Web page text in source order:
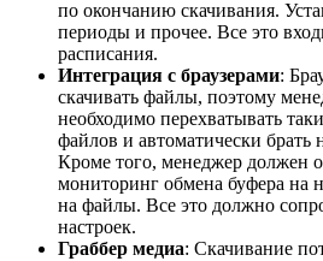
по окончанию скачивания.
периоды и прочее. Все это
расписания.
Интеграция с браузерами:
скачивать файлы, поэтому
необходимо перехватывать
файлов и автоматически брать
Кроме того, менеджер должен
мониторинг обмена буфера на
на файлы. Все это должно
настроек.
Граббер медиа: Скачивание